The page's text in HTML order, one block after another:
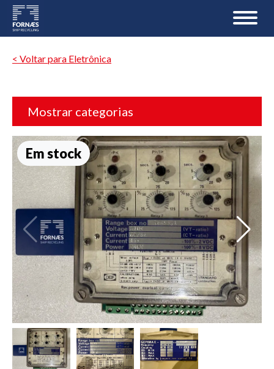
< Voltar para Eletrônica
Mostrar categorias
Em stock